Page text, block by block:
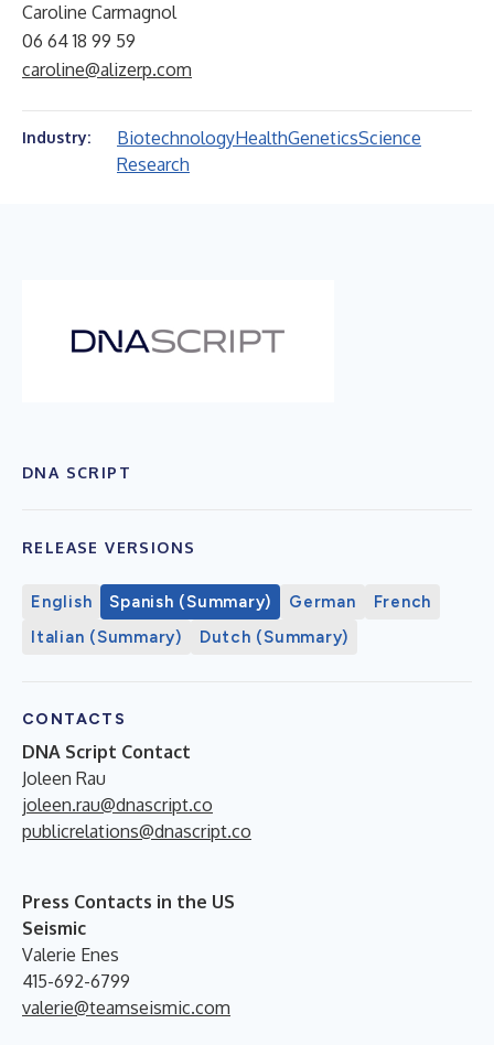
Caroline Carmagnol
06 64 18 99 59
caroline@alizerp.com
Industry: BiotechnologyHealthGeneticsScience
Research
DNA SCRIPT
RELEASE VERSIONS
English Spanish (Summary) German
French
Italian (Summary)
Dutch (Summary)
CONTACTS
DNA Script Contact
Joleen Rau
joleen.rau@dnascript.co
publicrelations@dnascript.co
Press Contacts in the US
Seismic
Valerie Enes
415-692-6799
valerie@teamseismic.com